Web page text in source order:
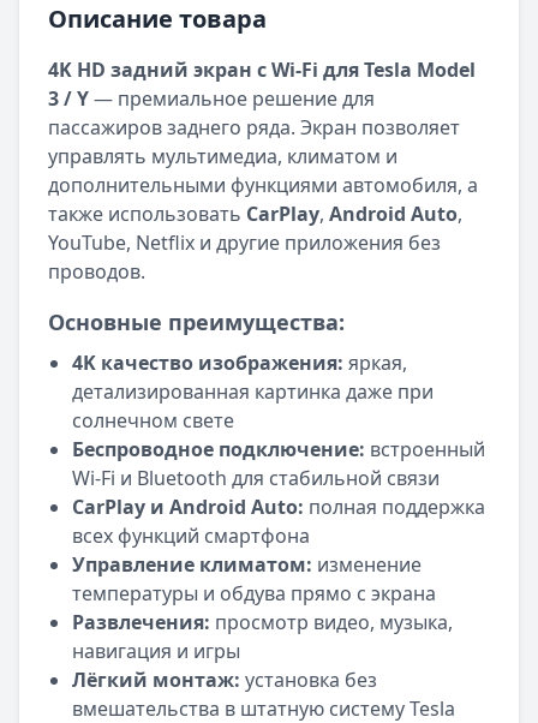
Описание товара
4K HD задний экран с Wi-Fi для Tesla Model
3 / Y— премиальное решение для
пассажиров заднего ряда. Экран позволяет
управлять мультимедиа, климатом и
дополнительными функциями автомобиля, а
также использовать CarPlay, Android Auto,
YouTube, Netflix и другие приложения без
проводов.
Основные преимущества:
4K качество изображения: яркая,
детализированная картинка даже при
солнечном свете
Беспроводное подключение: встроенный
Wi-Fi и Bluetooth для стабильной связи
CarPlay и Android Auto: полная поддержка
всех функций смартфона
Управление климатом: изменение
температуры и обдува прямо с экрана
Развлечения: просмотр видео, музыка,
навигация и игры
Лёгкий монтаж: установка без
вмешательства в штатную систему Tesla